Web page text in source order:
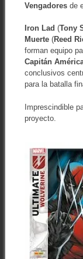
Vengadoresde
Iron Lad (Tony
Muerte(Reed
forman equipo
Capitán
conclusivos
para la batalla
Imprescindible
proyecto.